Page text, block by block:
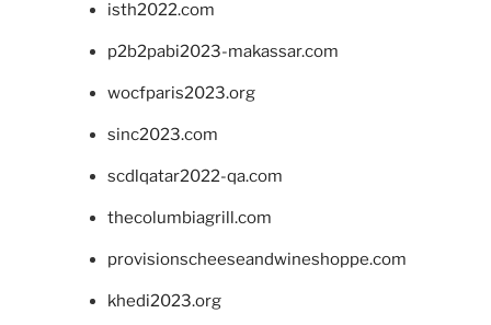
isth2022.com
p2b2pabi2023-makassar.com
wocfparis2023.org
sinc2023.com
scdlqatar2022-qa.com
thecolumbiagrill.com
provisionscheeseandwineshoppe.com
khedi2023.org